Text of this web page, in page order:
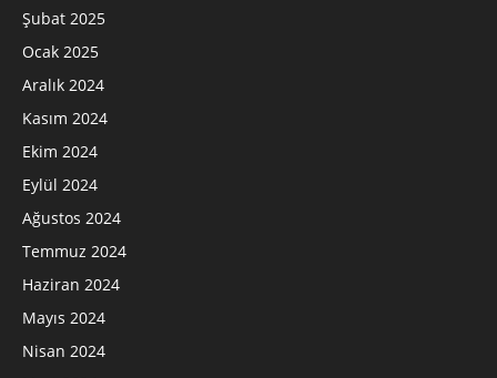
Şubat 2025
Ocak 2025
Aralık 2024
Kasım 2024
Ekim 2024
Eylül 2024
Ağustos 2024
Temmuz 2024
Haziran 2024
Mayıs 2024
Nisan 2024